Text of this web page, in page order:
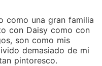
como una gran familia
con Daisy como con
son como mis
demasiado de mi
pintoresco.